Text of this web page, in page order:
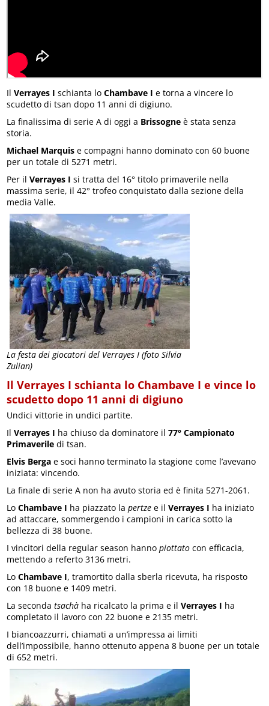
IlVerrayes I schianta loChambave I e torna a vincere lo
scudetto di tsan dopo 11 anni di digiuno.
La finalissima di serie A di oggi a Brissogne è stata senza
storia.
Michael Marquis e compagni hanno dominato con 60 buone
per un totale di 5271 metri.
Per ilVerrayes I si tratta del 16° titolo primaverile nella
massima serie, il 42° trofeo conquistato dalla sezione della
media Valle.
La festa dei giocatori del Verrayes I (foto Silvia
Zulian)
Il Verrayes I schianta lo Chambave I e vince lo
scudetto dopo 11 anni di digiuno
Undici vittorie in undici partite.
IlVerrayes I ha chiuso da dominatore il77° Campionato
Primaverile di tsan.
Elvis Berga e soci hanno terminato la stagione come l’avevano
iniziata: vincendo.
La finale di serie A non ha avuto storia ed è finita 5271-2061.
LoChambave I ha piazzato lapertze e ilVerrayes I ha iniziato
ad attaccare, sommergendo i campioni in carica sotto la
bellezza di 38 buone.
I vincitori della regular season hannopiottato con efficacia,
mettendo a referto 3136 metri.
LoChambave I, tramortito dalla sberla ricevuta, ha risposto
con 18 buone e 1409 metri.
La secondatsachà ha ricalcato la prima e ilVerrayes I ha
completato il lavoro con 22 buone e 2135 metri.
I biancoazzurri, chiamati a un’impressa ai limiti
dell’impossibile, hanno ottenuto appena 8 buone per un totale
di 652 metri.